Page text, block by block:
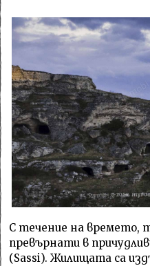
С течение на времето,
превърнати в
(Sassi). Жилищата са